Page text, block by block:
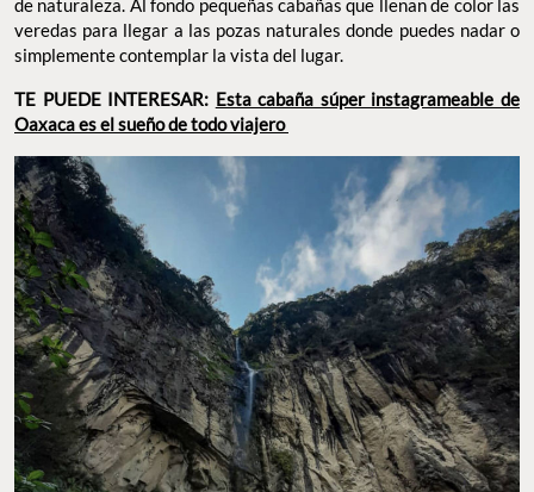
de naturaleza. Al fondo pequeñas cabañas que llenan de color las
veredas para llegar a las pozas naturales donde puedes nadar o
simplemente contemplar la vista del lugar.
TE PUEDE INTERESAR: Esta cabaña súper instagrameable de
Oaxaca es el sueño de todo viajero